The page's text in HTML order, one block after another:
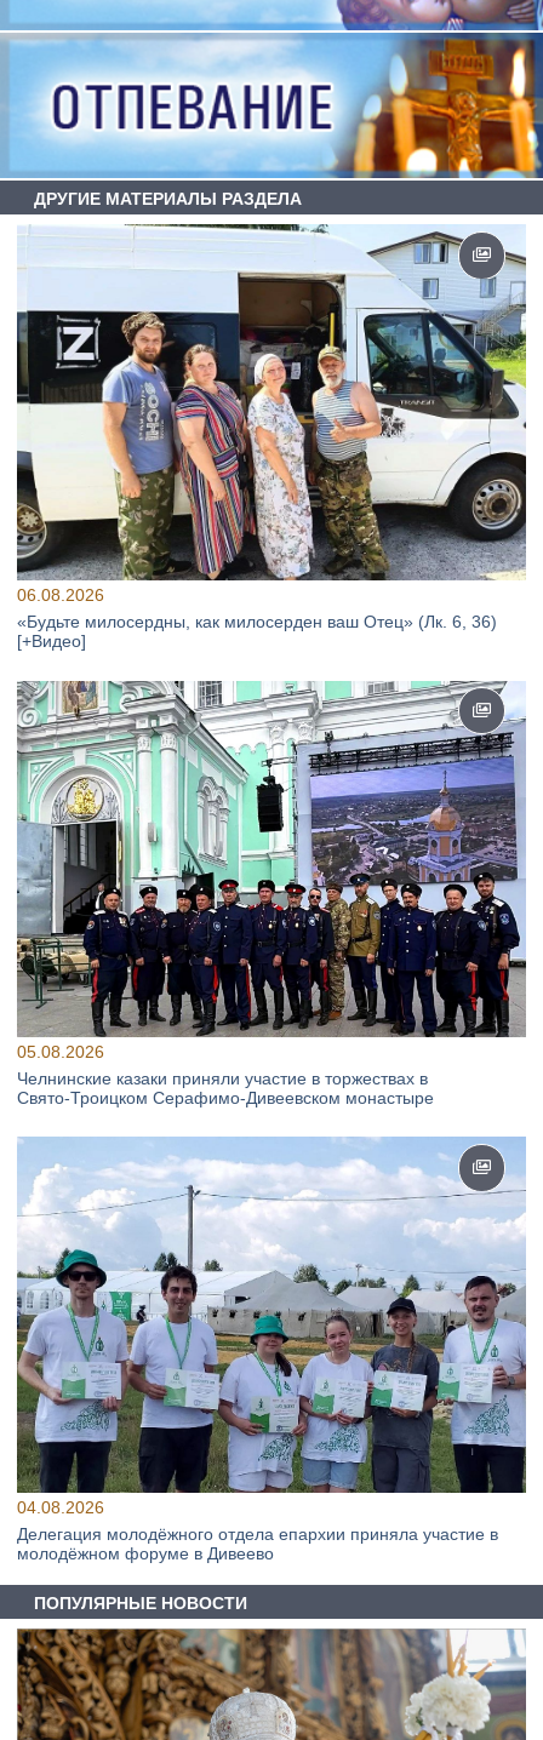
ДРУГИЕ МАТЕРИАЛЫ РАЗДЕЛА
06.08.2026
«Будьте милосердны, как милосерден ваш Отец» (Лк. 6, 36)
[+Видео]
05.08.2026
Челнинские казаки приняли участие в торжествах в
Свято‑Троицком Серафимо‑Дивеевском монастыре
04.08.2026
Делегация молодёжного отдела епархии приняла участие в
молодёжном форуме в Дивеево
ПОПУЛЯРНЫЕ НОВОСТИ